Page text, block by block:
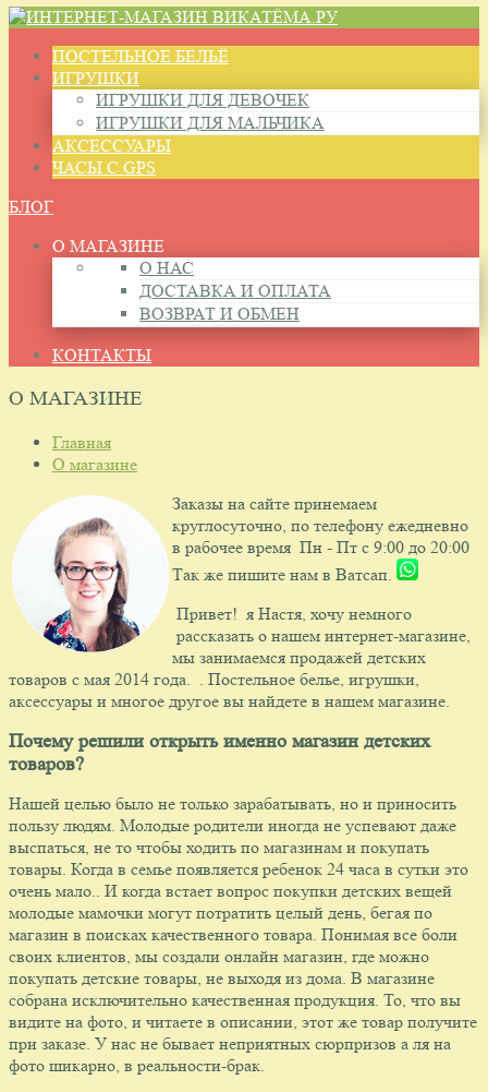
ПОСТЕЛЬНОЕ БЕЛЬЁ
ИГРУШКИ
ИГРУШКИ ДЛЯ ДЕВОЧЕК
ИГРУШКИ ДЛЯ МАЛЬЧИКА
АКСЕССУАРЫ
ЧАСЫ С GPS
БЛОГ
О МАГАЗИНЕ
О НАС
ДОСТАВКА И ОПЛАТА
ВОЗВРАТ И ОБМЕН
КОНТАКТЫ
О МАГАЗИНЕ
Главная
О магазине
Заказы на сайте принемаем
круглосуточно, по телефону ежедневно
в рабочее время Пн - Пт с 9:00 до 20:00
Так же пишите нам в Ватсап.
Привет! я Настя, хочу немного
рассказать о нашем интернет-магазине,
мы занимаемся продажей детских
товаров с мая 2014 года. . Постельное белье, игрушки,
аксессуары и многое другое вы найдете в нашем магазине.
Почему решили открыть именно магазин детских
товаров?
Нашей целью было не только зарабатывать, но и приносить
пользу людям. Молодые родители иногда не успевают даже
выспаться, не то чтобы ходить по магазинам и покупать
товары. Когда в семье появляется ребенок 24 часа в сутки это
очень мало.. И когда встает вопрос покупки детских вещей
молодые мамочки могут потратить целый день, бегая по
магазин в поисках качественного товара. Понимая все боли
своих клиентов, мы создали онлайн магазин, где можно
покупать детские товары, не выходя из дома. В магазине
собрана исключительно качественная продукция. То, что вы
видите на фото, и читаете в описании, этот же товар получите
при заказе. У нас не бывает неприятных сюрпризов а ля на
фото шикарно, в реальности-брак.